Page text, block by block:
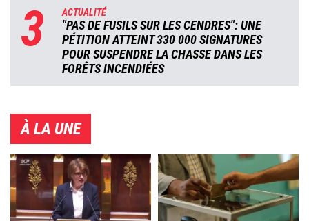
3 ACTUALITÉ
"PAS DE FUSILS SUR LES CENDRES": UNE
PÉTITION ATTEINT 330 000 SIGNATURES
POUR SUSPENDRE LA CHASSE DANS LES
FORÊTS INCENDIÉES
À LA UNE
Image Image